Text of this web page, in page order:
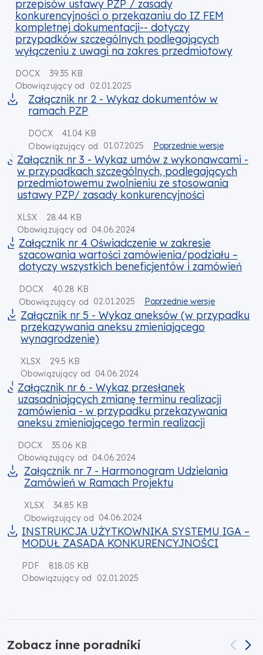
przepisów ustawy PZP / zasady
konkurencyjności o przekazaniu do IZ FEM
kompletnej dokumentacji-- dotyczy
przypadków szczególnych podlegających
wyłączeniu z uwagi na zakres przedmiotowy
DOCX
39.35 KB
Obowiązujący od
02.01.2025
Załącznik nr 2 - Wykaz dokumentów w
ramach PZP
DOCX
41.04 KB
Obowiązujący od
01.07.2025 Poprzednie wersje
Załącznik nr 3 - Wykaz umów z wykonawcami -
w przypadkach szczególnych, podlegających
przedmiotowemu zwolnieniu ze stosowania
ustawy PZP/ zasady konkurencyjności
XLSX
28.44 KB
Obowiązujący od 04.06.2024
Załącznik nr 4 Oświadczenie w zakresie
szacowania wartości zamówienia/podziału –
dotyczy wszystkich beneficjentów i zamówień
DOCX
40.28 KB
Obowiązujący od 02.01.2025 Poprzednie wersje
Załącznik nr 5 - Wykaz aneksów (w przypadku
przekazywania aneksu zmieniającego
wynagrodzenie)
XLSX
29.5 KB
Obowiązujący od
04.06.2024
Załącznik nr 6 - Wykaz przesłanek
uzasadniających zmianę terminu realizacji
zamówienia - w przypadku przekazywania
aneksu zmieniającego termin realizacji
DOCX
35.06 KB
Obowiązujący od 04.06.2024
Załącznik nr 7 - Harmonogram Udzielania
Zamówień w Ramach Projektu
XLSX
34.85 KB
Obowiązujący od 04.06.2024
INSTRUKCJA UŻYTKOWNIKA SYSTEMU IGA –
MODUŁ ZASADA KONKURENCYJNOŚCI
PDF
818.05 KB
Obowiązujący od
02.01.2025
Zobacz inne poradniki